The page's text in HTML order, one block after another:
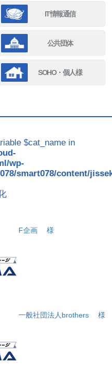
IT情報通信
公共団体
SOHO・個人様
$cat_name in
wp-
smart078/content/
F企画 様
一般社団法人brothers 様